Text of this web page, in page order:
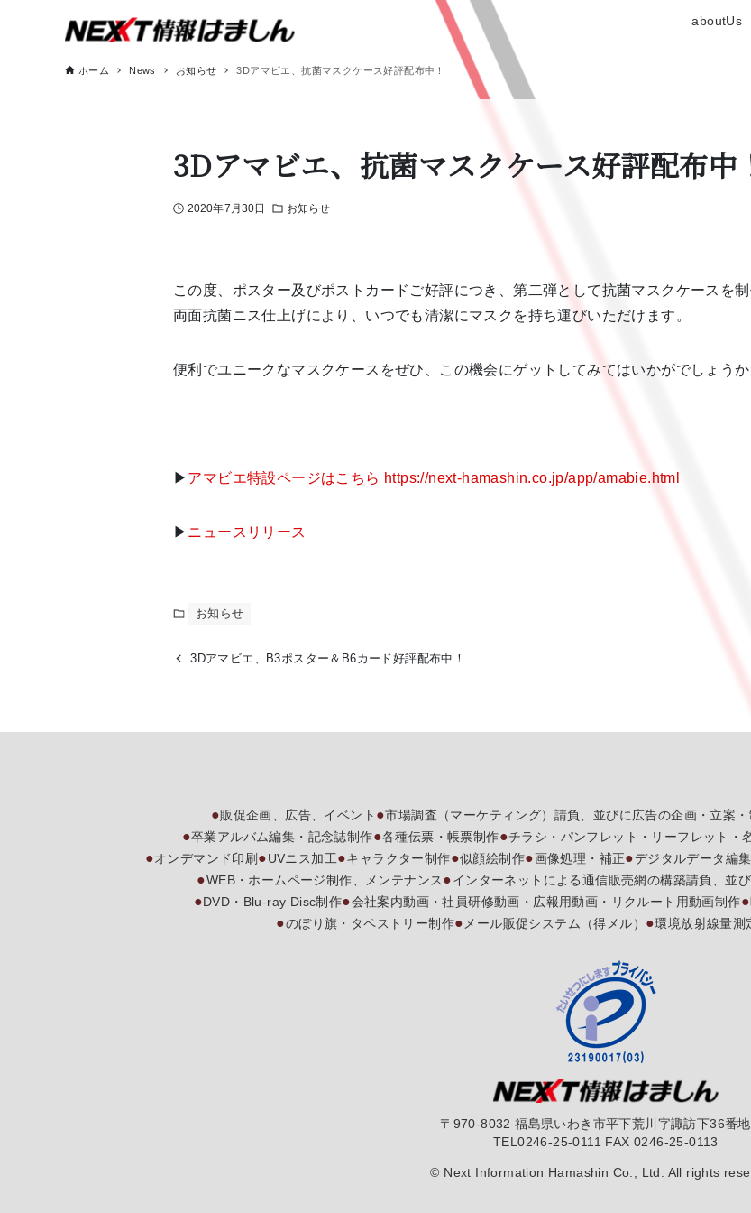
aboutUs
ホーム News お知らせ 3Dアマビエ、抗菌マスクケース好評配布中！
3Dアマビエ、抗菌マスクケース好評配布中
2020年7月30日 お知らせ
この度、ポスター及びポストカードご好評につき、第二弾として抗菌マスクケースを制
両面抗菌ニス仕上げにより、いつでも清潔にマスクを持ち運びいただけます。
便利でユニークなマスクケースをぜひ、この機会にゲットしてみてはいかがでしょうか
▶ アマビエ特設ページはこちら https://next-hamashin.co.jp/app/amabie.html
▶ ニュースリリース
お知らせ
3Dアマビエ、B3ポスター＆B6カード好評配布中！
販促企画、広告、イベント 市場調査（マーケティング）請負、並びに広告の企画・立案・
卒業アルバム編集・記念誌制作
各種伝票・帳票制作
チラシ・パンフレット・リーフレット・
オンデマンド印刷
UVニス加工 キャラクター制作 似顔絵制作 画像処理・補正 デジタルデータ編
WEB・ホームページ制作、メンテナンス
インターネットによる通信販売網の構築請負、並
DVD・Blu-ray Disc制作
会社案内動画・社員研修動画・広報用動画・リクルート用動画制作
のぼり旗・タペストリー制作
メール販促システム（得メル） 環境放射線量測
〒970-8032 福島県いわき市平下荒川字諏訪下36番
TEL0246-25-0111 FAX 0246-25-0113
© Next Information Hamashin Co., Ltd. All rights